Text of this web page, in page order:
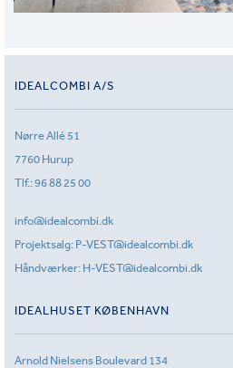
IDEALCOMBI A/S
Nørre Allé 51
7760 Hurup
Tlf.:96 88 25 00
info@idealcombi.dk
Projektsalg: P-VEST@idealcombi.dk
Håndværker: H-VEST@idealcombi.dk
IDEALHUSET KØBENHAVN
Arnold Nielsens Boulevard 134